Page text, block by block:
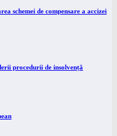
schemei de compensare a accizei
procedurii de insolvență